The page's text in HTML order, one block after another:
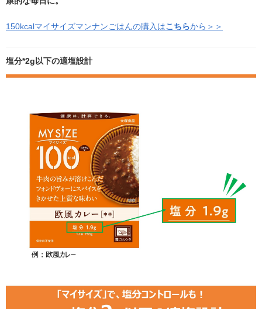
150kcalマイサイズマンナンごはんの購入はこちらから＞＞
塩分*2g以下の適塩設計